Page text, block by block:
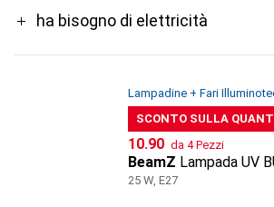
ha bisogno di elettricità
Lampadine + Fari
SCONTO SULLA
CHF
10.90 da 4 Pezzi
BeamZ Lampada UV
25 W, E27